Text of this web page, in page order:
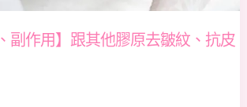
副作用】跟其他膠原去皺紋、抗皮